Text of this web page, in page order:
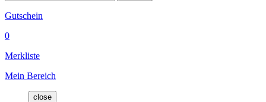
Gutschein
0
Merkliste
Mein Bereich
close